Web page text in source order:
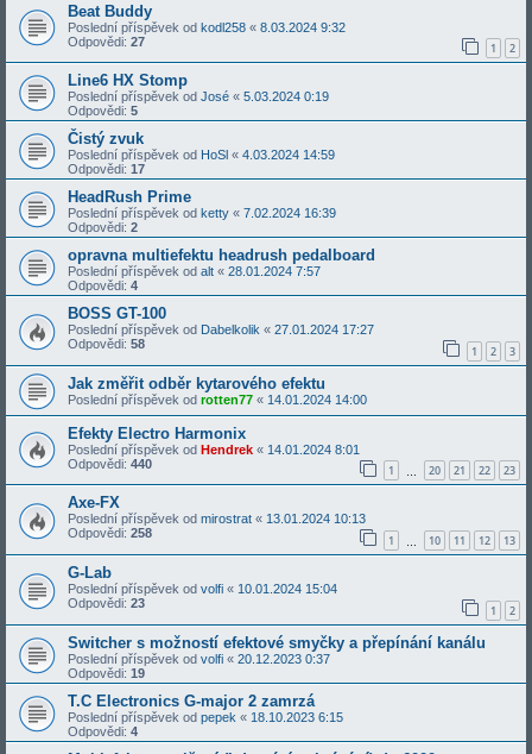
Beat Buddy
Poslední příspěvek od kodl258 « 8.03.2024 9:32
Odpovědi: 27 1 2
Line6 HX Stomp
Poslední příspěvek od José « 5.03.2024 0:19
Odpovědi: 5
Čistý zvuk
Poslední příspěvek od HoSl « 4.03.2024 14:59
Odpovědi: 17
HeadRush Prime
Poslední příspěvek od ketty « 7.02.2024 16:39
Odpovědi: 2
opravna multiefektu headrush pedalboard
Poslední příspěvek od alt « 28.01.2024 7:57
Odpovědi: 4
BOSS GT-100
Poslední příspěvek od Dabelkolik « 27.01.2024 17:27
Odpovědi: 58 1 2 3
Jak změřit odběr kytarového efektu
Poslední příspěvek od rotten77 « 14.01.2024 14:00
Efekty Electro Harmonix
Poslední příspěvek od Hendrek « 14.01.2024 8:01
Odpovědi: 440 1 20 21 22 23
Axe-FX
Poslední příspěvek od mirostrat « 13.01.2024 10:13
Odpovědi: 258 1 10 11 12 13
G-Lab
Poslední příspěvek od volfi « 10.01.2024 15:04
Odpovědi: 23 1 2
Switcher s možností efektové smyčky a přepínání kanálu
Poslední příspěvek od volfi « 20.12.2023 0:37
Odpovědi: 19
T.C Electronics G-major 2 zamrzá
Poslední příspěvek od pepek « 18.10.2023 6:15
Odpovědi: 4